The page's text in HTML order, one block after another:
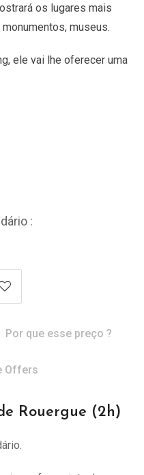
os lugares mais
museus.
ele vai lhe oferecer uma
:
Por que esse preço ?
Offers
Rouergue (2h)